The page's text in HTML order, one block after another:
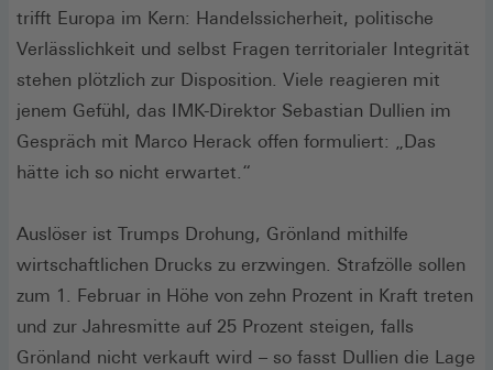
trifft Europa im Kern: Handelssicherheit, politische
Verlässlichkeit und selbst Fragen territorialer Integrität
stehen plötzlich zur Disposition. Viele reagieren mit
jenem Gefühl, das IMK-Direktor Sebastian Dullien im
Gespräch mit Marco Herack offen formuliert: „Das
hätte ich so nicht erwartet.“
Auslöser ist Trumps Drohung, Grönland mithilfe
wirtschaftlichen Drucks zu erzwingen. Strafzölle sollen
zum 1. Februar in Höhe von zehn Prozent in Kraft treten
und zur Jahresmitte auf 25 Prozent steigen, falls
Grönland nicht verkauft wird – so fasst Dullien die Lage